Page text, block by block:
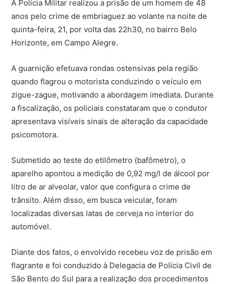
A Polícia Militar realizou a prisão de um homem de 48
anos pelo crime de embriaguez ao volante na noite de
quinta-feira, 21, por volta das 22h30, no bairro Belo
Horizonte, em Campo Alegre.
A guarnição efetuava rondas ostensivas pela região
quando flagrou o motorista conduzindo o veículo em
zigue-zague, motivando a abordagem imediata. Durante
a fiscalização, os policiais constataram que o condutor
apresentava visíveis sinais de alteração da capacidade
psicomotora.
Submetido ao teste do etilômetro (bafômetro), o
aparelho apontou a medição de 0,92 mg/l de álcool por
litro de ar alveolar, valor que configura o crime de
trânsito. Além disso, em busca veicular, foram
localizadas diversas latas de cerveja no interior do
automóvel.
Diante dos fatos, o envolvido recebeu voz de prisão em
flagrante e foi conduzido à Delegacia de Polícia Civil de
São Bento do Sul para a realização dos procedimentos